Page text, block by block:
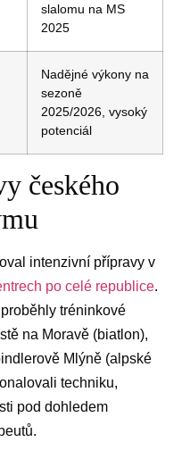
slalomu na⁢ MS
‍2025
Nadějné ​výkony na
sezoně
2025/2026, vysoký
‌potenciál
českého
‍intenzivní ‌přípravy⁣ v
po celé republice.​
tréninkové
na Moravě (biatlon),⁢
Mlýně (alpské
techniku,
pod dohledem